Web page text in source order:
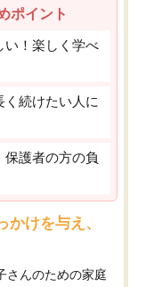
ポイント
い！楽しく学べ
く続けたい人に
護者の方の負
けを与え、
さんのための家庭